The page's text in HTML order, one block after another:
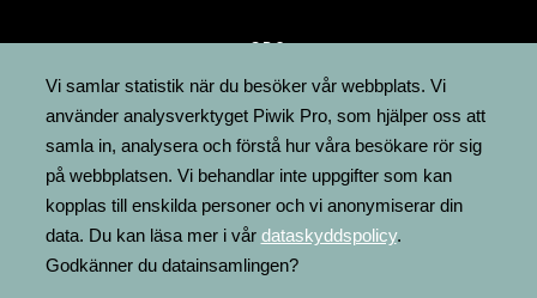
GRO
FÖRENINGSRESURSEN
MINNESRUNOR.FI
UPPSLAGSVERKET FINLAND
LÄGENHETER
FAKTURERING
Vi samlar statistik när du besöker vår webbplats. Vi
använder analysverktyget Piwik Pro, som hjälper oss att
samla in, analysera och förstå hur våra besökare rör sig
på webbplatsen. Vi behandlar inte uppgifter som kan
kopplas till enskilda personer och vi anonymiserar din
data. Du kan läsa mer i vår dataskyddspolicy.
Godkänner du datainsamlingen?